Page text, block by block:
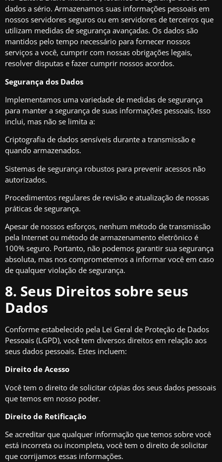
dados a sério. Armazenamos suas informações pessoais em
nossos servidores seguros ou em servidores de terceiros que
utilizam medidas de segurança avançadas. Os dados são
mantidos pelo tempo necessário para fornecer nossos
serviços a você, cumprir com nossas obrigações legais,
resolver disputas e fazer cumprir nossos acordos.
Segurança dos Dados
Implementamos uma variedade de medidas de segurança
para manter a segurança de suas informações pessoais. Isso
inclui, mas não se limita a:
Criptografia de dados sensíveis durante a transmissão e
quando armazenados.
Sistemas de segurança robustos para prevenir acessos não
autorizados.
Procedimentos regulares de revisão e atualização de nossas
práticas de segurança.
Apesar de nossos esforços, nenhum método de transmissão
pela Internet ou método de armazenamento eletrônico é
100% seguro. Portanto, não podemos garantir sua segurança
absoluta, mas nos comprometemos a informar você em caso
de qualquer violação de segurança.
8. Seus Direitos sobre seus
Dados
Conforme estabelecido pela Lei Geral de Proteção de Dados
Pessoais (LGPD), você tem diversos direitos em relação aos
seus dados pessoais. Estes incluem:
Direito de Acesso
Você tem o direito de solicitar cópias dos seus dados pessoais
que temos em nosso poder.
Direito de Retificação
Se acreditar que qualquer informação que temos sobre você
está incorreta ou incompleta, você tem o direito de solicitar
que corrijamos essas informações.